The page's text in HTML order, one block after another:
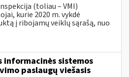
(toliau – VMI)
kurie 2020 m. vykdė
į ribojamų veiklų sąrašą, nuo
informacinės sistemos
paslaugų viešasis